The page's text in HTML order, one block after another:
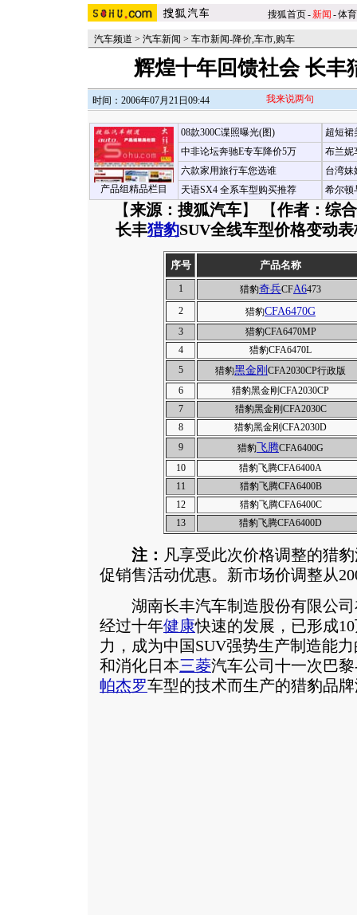
搜狐首页-新闻 -体育
汽车频道 > 汽车新闻 > 车市新闻-降价,车市,购车
辉煌十年回馈社会 长丰
时间：2006年07月21日09:44 我来说两句
产品组精品栏目
08款300C谍照曝光(图)
中非论坛奔驰E专车降价5万
六款家用旅行车您选谁
天语SX4 全系车型购买推荐
超短裙
布兰妮
台湾妹
希尔顿
【来源：搜狐汽车】 【作者：综
长丰猎豹SUV全线车型价格变动
序号 产品名称
1 猎豹奇兵CFA6473
2
猎豹CFA6470G
3
猎豹CFA6470MP
4
猎豹CFA6470L
5
猎豹黑金刚 CFA2030CP行政版
6
猎豹黑金刚CFA2030CP
7
猎豹黑金刚CFA2030C
8
猎豹黑金刚CFA2030D
9
猎豹 飞腾CFA6400G
10
猎豹飞腾CFA6400A
11
猎豹飞腾CFA6400B
12
猎豹飞腾CFA6400C
13
猎豹飞腾CFA6400D
注： 凡享受此次价格调整的猎
促销售活动优惠。新市场价调整从
湖南长丰汽车制造股份有限公司
经过十年健康快速的发展，已形成
力，成为中国SUV强势生产制造能
和消化日本三菱汽车公司十一次巴
帕杰罗车型的技术而生产的猎豹品